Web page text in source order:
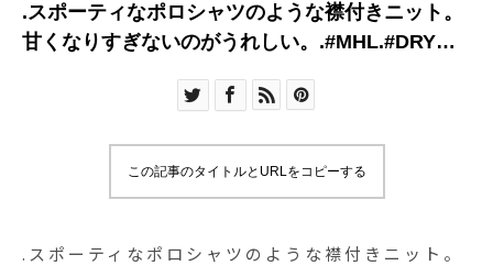
.スポーティなポロシャツのような襟付きニット。
甘くなりすぎないのがうれしい。.#MHL.#DRY
てこちらどうぞ︎@haus_howell .#WASHED
この記事のタイトルとURLをコピーする
.スポーティなポロシャツのような襟付きニット。